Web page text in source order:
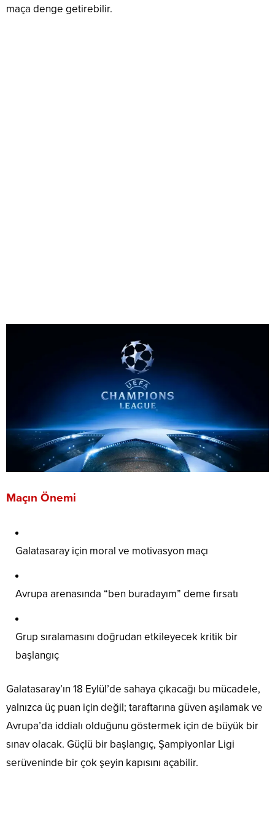
maça denge getirebilir.
Maçın Önemi
Galatasaray için moral ve motivasyon maçı
Avrupa arenasında “ben buradayım” deme fırsatı
Grup sıralamasını doğrudan etkileyecek kritik bir
başlangıç
Galatasaray’ın 18 Eylül’de sahaya çıkacağı bu mücadele,
yalnızca üç puan için değil; taraftarına güven aşılamak ve
Avrupa’da iddialı olduğunu göstermek için de büyük bir
sınav olacak. Güçlü bir başlangıç, Şampiyonlar Ligi
serüveninde bir çok şeyin kapısını açabilir.